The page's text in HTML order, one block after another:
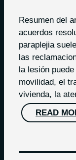
Resumen del
acuerdos
paraplejia
las
la lesión
movilidad, el
vivienda, la
READ